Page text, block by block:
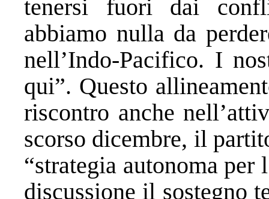
tenersi fuori dai
abbiamo nulla da
nell’Indo-Pacifico. I
qui”. Questo
riscontro anche
scorso dicembre, il
“strategia autonoma
discussione il sostegno